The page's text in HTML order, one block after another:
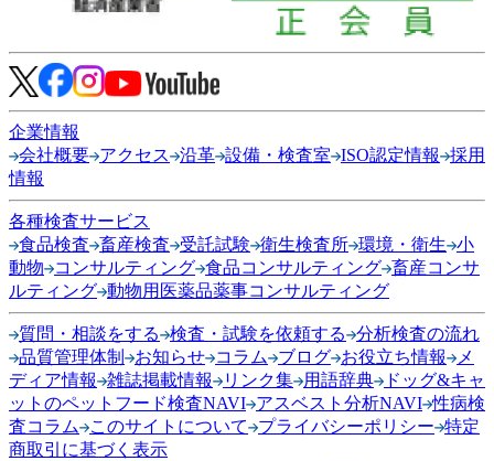
企業情報
会社概要 アクセス 沿革 設備・検査室 ISO認定情報
採用
情報
各種検査サービス
食品検査 畜産検査 受託試験 衛生検査所 環境・衛生 小
動物
コンサルティング 食品コンサルティング 畜産コンサ
ルティング 動物用医薬品薬事コンサルティング
質問・相談をする 検査・試験を依頼する
分析検査の流れ
品質管理体制
お知らせ コラム ブログ お役立ち情報
メ
ディア情報
雑誌掲載情報 リンク集 用語辞典
ドッグ&キャ
ットのペットフード検査NAVI アスベスト分析NAVI 性病検
査コラム
このサイトについて プライバシーポリシー 特定
商取引に基づく表示